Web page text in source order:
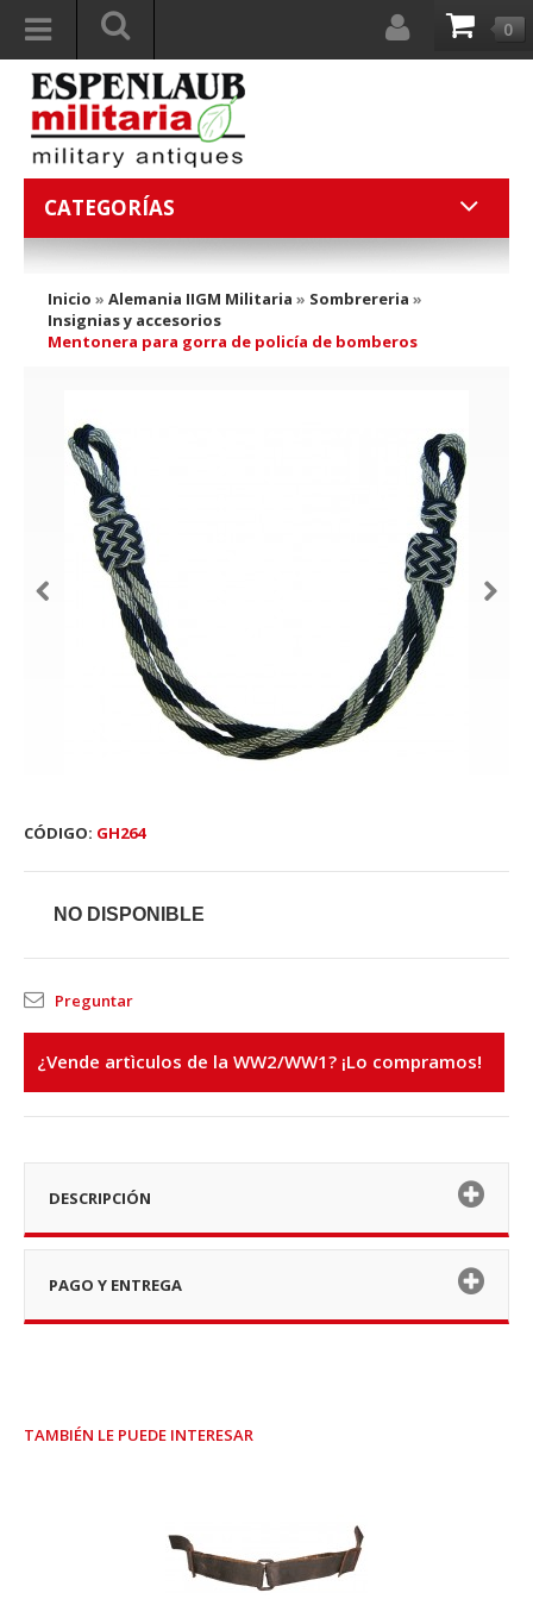
0
CATEGORÍAS
Inicio » Alemania IIGM Militaria » Sombrereria »
Insignias y accesorios
Mentonera para gorra de policía de bomberos
CÓDIGO: GH264
NO DISPONIBLE
Preguntar
¿Vende artìculos de la WW2/WW1? ¡Lo compramos!
DESCRIPCIÓN
PAGO Y ENTREGA
TAMBIÉN LE PUEDE INTERESAR